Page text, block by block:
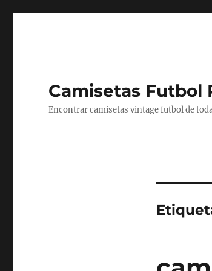
Camisetas Futbol
Encontrar camisetas vintage futbol de